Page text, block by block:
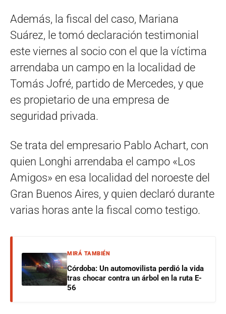
Además, la fiscal del caso, Mariana
Suárez, le tomó declaración testimonial
este viernes al socio con el que la víctima
arrendaba un campo en la localidad de
Tomás Jofré, partido de Mercedes, y que
es propietario de una empresa de
seguridad privada.
Se trata del empresario Pablo Achart, con
quien Longhi arrendaba el campo «Los
Amigos» en esa localidad del noroeste del
Gran Buenos Aires, y quien declaró durante
varias horas ante la fiscal como testigo.
MIRÁ TAMBIÉN
Córdoba: Un automovilista perdió la vida
tras chocar contra un árbol en la ruta E-
56